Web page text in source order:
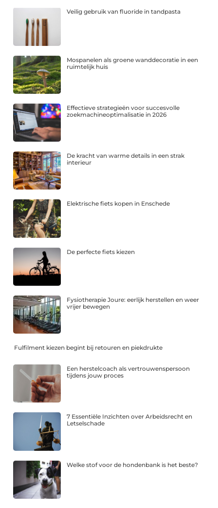
Veilig gebruik van fluoride in tandpasta
Mospanelen als groene wanddecoratie in een
ruimtelijk huis
Effectieve strategieën voor succesvolle
zoekmachineoptimalisatie in 2026
De kracht van warme details in een strak
interieur
Elektrische fiets kopen in Enschede
De perfecte fiets kiezen
Fysiotherapie Joure: eerlijk herstellen en weer
vrijer bewegen
Fulfilment kiezen begint bij retouren en piekdrukte
Een herstelcoach als vertrouwenspersoon
tijdens jouw proces
7 Essentiële Inzichten over Arbeidsrecht en
Letselschade
Welke stof voor de hondenbank is het beste?